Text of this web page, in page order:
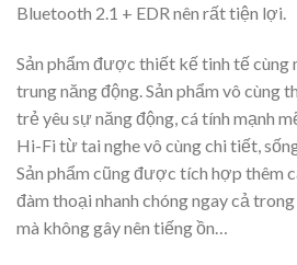
Bluetooth 2.1 + EDR nên rất tiện lợi.
Sản phẩm được thiết kế tinh tế cùng
trung năng động. Sản phẩm vô cùng
trẻ yêu sự năng động, cá tính mạnh
Hi-Fi từ tai nghe vô cùng chi tiết,
Sản phẩm cũng được tích hợp thêm
đàm thoại nhanh chóng ngay cả
mà không gây nên tiếng ồn…